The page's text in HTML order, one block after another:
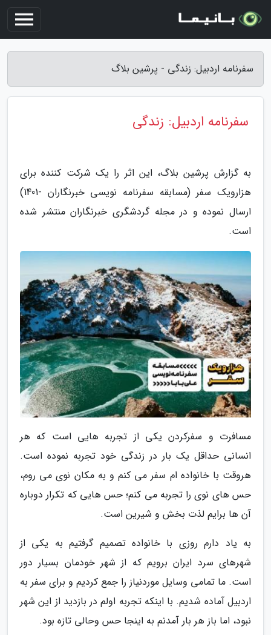
سفرنامه اردبیل: زندگی - پرشین بلاگ
سفرنامه اردبیل: زندگی
به گزارش پرشین بلاگ، این اثر را یک شرکت کننده برای
هزارویک سفر (مسابقه سفرنامه نویسی خبرنگاران -1401)
ارسال نموده و در مجله گردشگری خبرنگاران منتشر شده
است.
مسافرت و سفرکردن یکی از تجربه هایی است که هر
انسانی حداقل یک بار در زندگی خود تجربه نموده است.
هروقت با خانواده ام سفر می کنم و به مکان نوی می روم،
حس های نوی را تجربه می کنم؛ حس هایی که تکرار دوباره
آن ها برایم لذت بخش و شیرین است.
به یاد دارم روزی با خانواده تصمیم گرفتیم به یکی از
شهرهای سرد ایران برویم که از شهر خودمان بسیار دور
است. ما تمامی وسایل موردنیاز را جمع کردیم و برای سفر به
اردبیل آماده شدیم. با اینکه تجربه اولم در بازدید از این شهر
نبود، اما باز هر بار آمدنم به اینجا حس وحالی تازه بود.